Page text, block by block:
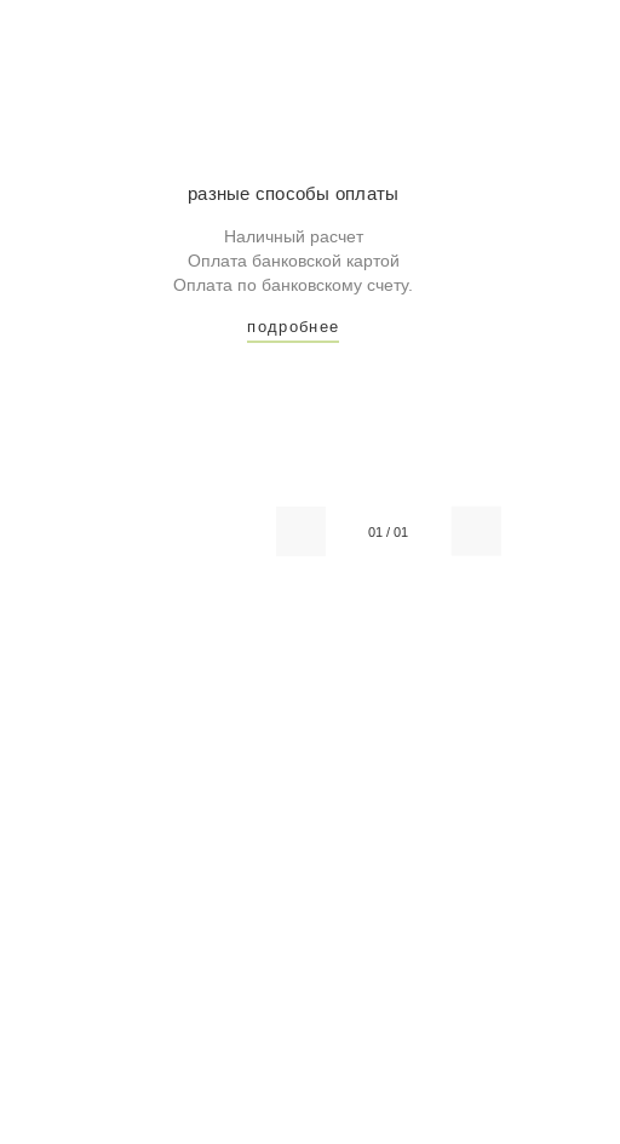
разные способы оплаты
Наличный расчет
Оплата банковской картой
Оплата по банковскому счету.
подробнее
01 /01